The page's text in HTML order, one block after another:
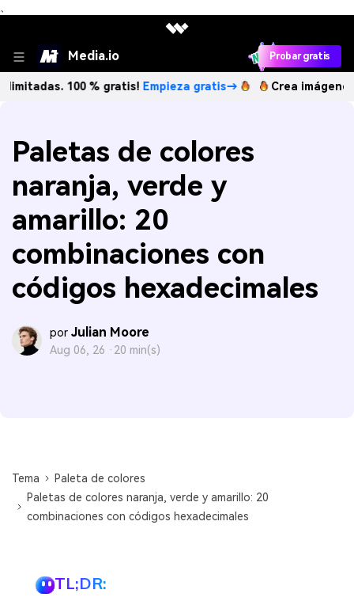
、
Media.io Probar gratis
100 % gratis! Empieza gratis→ Crea imágenes IA
Paletas de colores
naranja, verde y
amarillo: 20
combinaciones con
códigos hexadecimales
por Julian Moore
Aug 06, 26 · 20 min(s)
Tema
Paleta de colores
Paletas de colores naranja, verde y amarillo: 20
combinaciones con códigos hexadecimales
TL;DR: